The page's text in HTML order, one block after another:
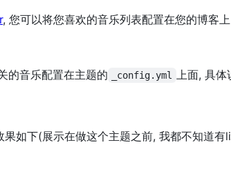
, 您可以将您喜欢的音乐列表配置在您的博客
的音乐配置在主题的 _config.yml 上面, 具
果如下(展示在做这个主题之前, 我都不知道